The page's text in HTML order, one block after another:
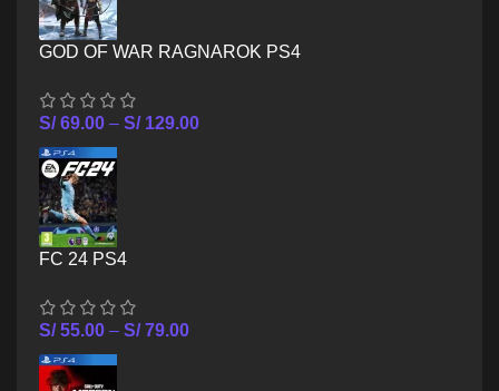
GOD OF WAR RAGNAROK PS4
S/69.00 – S/129.00
FC 24 PS4
S/55.00 – S/79.00